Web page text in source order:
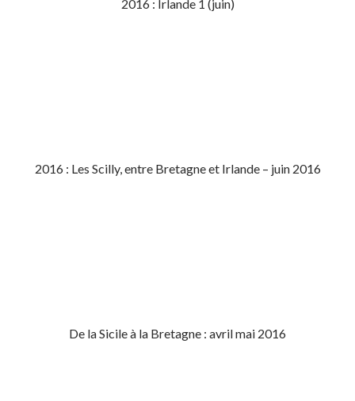
2016 : Irlande 1 (juin)
2016 : Les Scilly, entre Bretagne et Irlande – juin 2016
De la Sicile à la Bretagne : avril mai 2016